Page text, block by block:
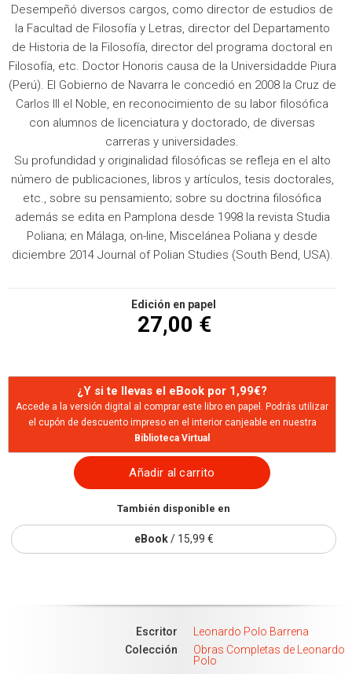
Desempeñó diversos cargos, como director de estudios de
la Facultad de Filosofía y Letras, director del Departamento
de Historia de la Filosofía, director del programa doctoral en
Filosofía, etc. Doctor Honoris causa de la Universidadde Piura
(Perú). El Gobierno de Navarra le concedió en 2008 la Cruz de
Carlos III el Noble, en reconocimiento de su labor filosófica
con alumnos de licenciatura y doctorado, de diversas
carreras y universidades.
Su profundidad y originalidad filosóficas se refleja en el alto
número de publicaciones, libros y artículos, tesis doctorales,
etc., sobre su pensamiento; sobre su doctrina filosófica
además se edita en Pamplona desde 1998 la revista Studia
Poliana; en Málaga, on-line, Miscelánea Poliana y desde
diciembre 2014 Journal of Polian Studies (South Bend, USA).
Edición en papel
27,00 €
¿Y si te llevas el eBook por 1,99€?
Accede a la versión digital al comprar este libro en papel. Podrás utilizar
el cupón de descuento impreso en el interior canjeable en nuestra
Biblioteca Virtual
Añadir al carrito
También disponible en
eBook/ 15,99 €
Escritor
Leonardo Polo Barrena
Colección
Obras Completas de Leonardo
Polo